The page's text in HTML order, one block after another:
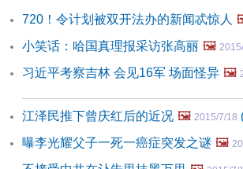
720！令计划被双开法办的新闻忒惊人
小笑话：哈国真理报采访张高丽 🖼️
习近平考察吉林 会见16军 场面怪异 🖼️
江泽民推下曾庆红后的近况 🖼️ 2015/7/18
曝李光耀父子一死一癌症突发之谜 🖼️